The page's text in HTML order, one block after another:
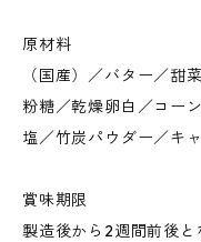
原材料
（国産）／バター／甜
粉糖／乾燥卵白／コー
塩／竹炭パウダー／キ
賞味期限
製造後から2週間前後と